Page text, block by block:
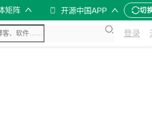
矩阵 开源中国APP 切
登录